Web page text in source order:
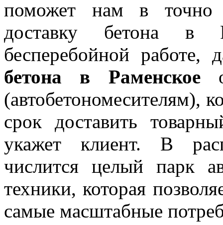
поможет нам в точно
доставку бетона в
бесперебойной
бетона в Раменское
(автобетономесителям),
срок доставить
укажет клиент. В
числится целый парк
техники, которая
самые масштабные